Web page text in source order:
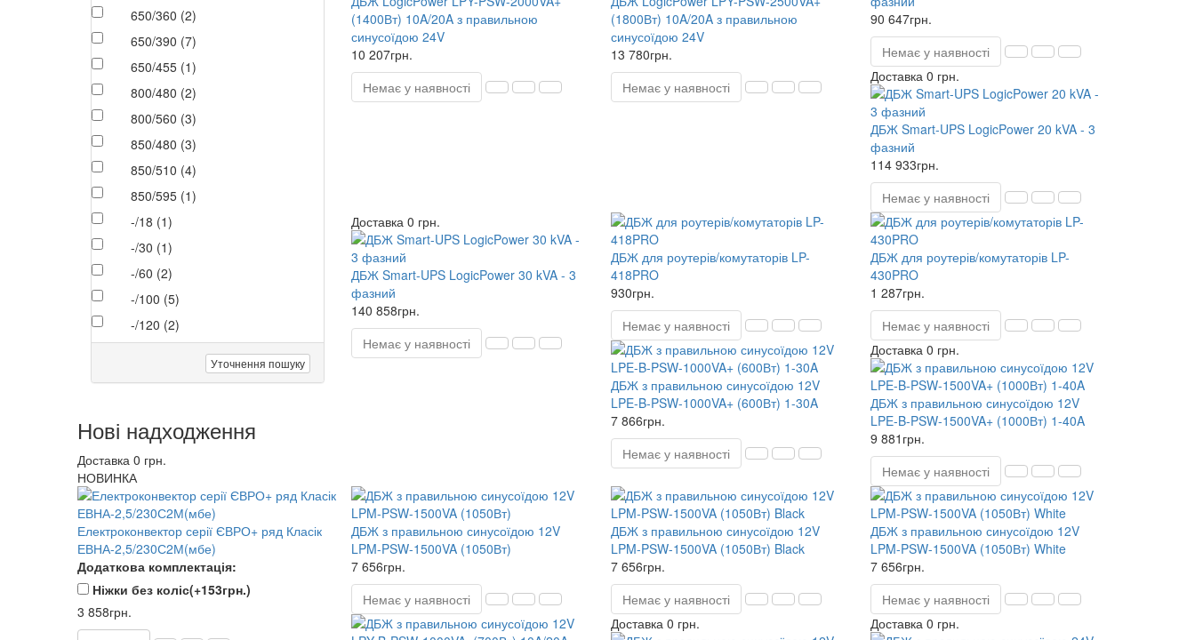
650/360 (2)
650/390 (7)
650/455 (1)
800/480 (2)
800/560 (3)
850/480 (3)
850/510 (4)
850/595 (1)
-/18 (1)
-/30 (1)
-/60 (2)
-/100 (5)
-/120 (2)
Уточнення пошуку
Нові надходження
Доставка 0 грн.
НОВИНКА
Електроконвектор серії ЄВРО+ ряд Класік
ЕВНА-2,5/230С2М(мбе)
Додаткова комплектація:
Ніжки без коліс(+153грн.)
3 858грн.
(1400Вт) 10A/20A з правильною
синусоїдою 24V
10 207грн.
Немає у наявності
(1800Вт) 10A/20A з правильною
синусоїдою 24V
13 780грн.
Немає у наявності
90 647грн.
Немає у наявності
Доставка 0 грн.
ДБЖ Smart-UPS LogicPower 20 kVA - 3
фазний
114 933грн.
Немає у наявності
Доставка 0 грн.
ДБЖ Smart-UPS LogicPower 30 kVA - 3
фазний
140 858грн.
Немає у наявності
ДБЖ для роутерів/комутаторів LP-
418PRO
930грн.
Немає у наявності
ДБЖ для роутерів/комутаторів LP-
430PRO
1 287грн.
Немає у наявності
ДБЖ з правильною синусоїдою 12V
LPE-B-PSW-1000VA+ (600Вт) 1-30A
7 866грн.
Немає у наявності
Доставка 0 грн.
ДБЖ з правильною синусоїдою 12V
LPE-B-PSW-1500VA+ (1000Вт) 1-40A
9 881грн.
Немає у наявності
ДБЖ з правильною синусоїдою 12V
LPM-PSW-1500VA (1050Вт)
7 656грн.
Немає у наявності
ДБЖ з правильною синусоїдою 12V
LPM-PSW-1500VA (1050Вт) Black
7 656грн.
Немає у наявності
ДБЖ з правильною синусоїдою 12V
LPM-PSW-1500VA (1050Вт) White
7 656грн.
Немає у наявності
Доставка 0 грн. Доставка 0 грн.